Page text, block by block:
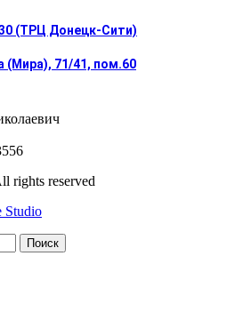
(ТРЦ Донецк-Сити)
(Мира), 71/41, пом.60
rights reserved
Studio
Поиск